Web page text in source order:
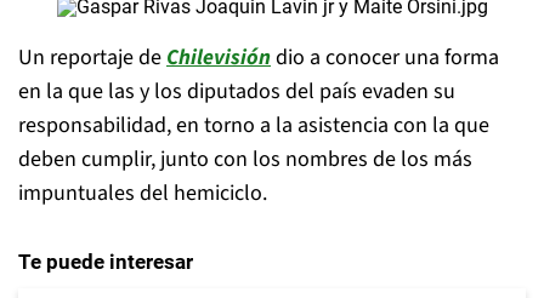
Un reportaje deChilevisióndio a conocer una forma
en la que las y los diputados del país evaden su
responsabilidad, en torno a la asistencia con la que
deben cumplir, junto con los nombres de los más
impuntuales del hemiciclo.
Te puede interesar